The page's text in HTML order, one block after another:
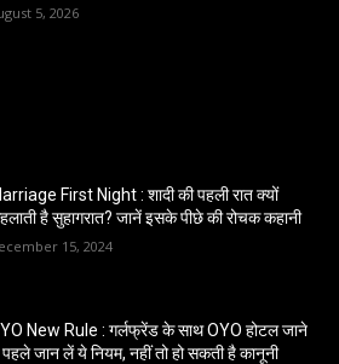
5, 2026
First Night : शादी की पहली रात क्यों
है सुहागरात? जानें इसके पीछे की रोचक कहानी
15, 2024
New Rule : गर्लफ्रेंड के साथ OYO होटल जाने
जान लें ये नियम, नहीं तो हो सकती है कानूनी